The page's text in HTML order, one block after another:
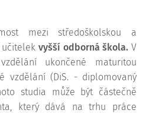
mezi středoškolskou a
učitelek vyšší odborná škola.V
ukončené maturitou
vzdělání (DiS. - diplomovaný
studia může být částečně
který dává na trhu práce